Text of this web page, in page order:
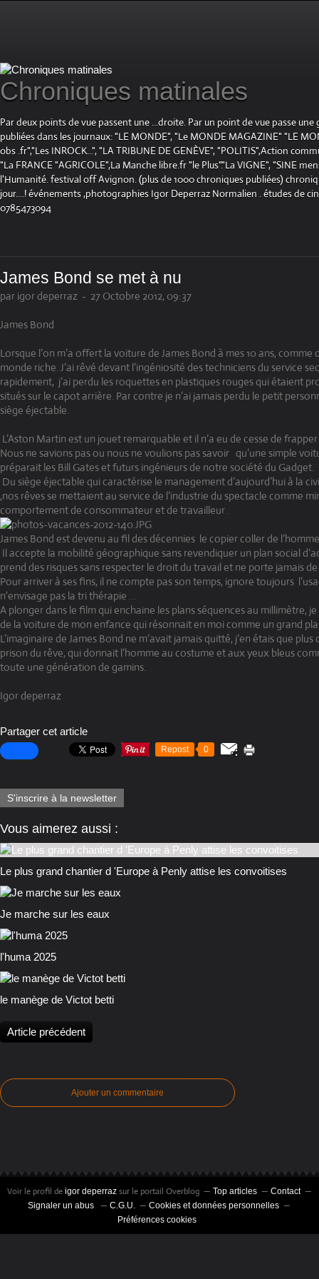
Chroniques matinales
Par deux points de vue passent une ...droite. Par un point de vue passe
publiées dans les journaux: "LE MONDE", "Le MONDE MAGAZINE" "LE
obs .fr","Les INROCK...", "LA TRIBUNE DE GENÈVE", "POLITIS",Action
"La FRANCE "AGRICOLE",La Manche libre.fr "le Plus"."La VIGNE", "SINE
l'Humanité. festival off Avignon. (plus de 1000 chroniques publiées)
jour....! événements ,photographies Igor Deperraz Normalien . études de
0785473094
James Bond se met à nu
par igor deperraz - 27 Octobre 2012, 09:37
James Bond
Lorsque l’on m’a offert la voiture de James Bond à mes 10 ans, comme
monde riche. J’ai rêvé devant l’ingéniosité des techniciens du service
rapidement, j’ai perdu les roquettes en plastiques rouges qui étaient
situés sur le capot arrière. Par contre je n’ai jamais perdu le petit
siège éjectable.
L’Aston Martin est un jouet remarquable et il n’a eu de cesse de
Nous ne savions pas ou nous ne voulions pas savoir qu’une simple
préparait les Bill Gates et futurs ingénieurs de notre société du Gadget.
Du siège éjectable qui caractérise le management d’aujourd’hui à la
,nos rêves se mettaient au service de l’industrie du spectacle comme
comportement de consommateur et de travailleur .
James Bond est devenu au fil des décennies le copier coller de
Il accepte la mobilité géographique sans revendiquer un plan social
prend des risques sans respecter le droit du travail et ne porte jamais
Pour arriver à ses fins, il ne compte pas son temps, ignore toujours
n'envisage pas la tri thérapie …
A plonger dans le film qui enchaine les plans séquences au millimètre,
de la voiture de mon enfance qui résonnait en moi comme un grand
L’imaginaire de James Bond ne m’avait jamais quitté, j’en étais que
prison du rêve, qui donnait l’homme au costume et aux yeux bleus
toute une génération de gamins.
Igor deperraz
Partager cet article
Repost 0
S'inscrire à la newsletter
Vous aimerez aussi :
Le plus grand chantier d 'Europe à Penly attise les convoitises
Je marche sur les eaux
l'huma 2025
le manège de Victot betti
Article précédent
Ajouter un commentaire
Voir le profil de igor deperraz sur le portail Overblog Top articles
Contact
Signaler un abus
C.G.U.
Cookies et données personnelles
Préférences cookies